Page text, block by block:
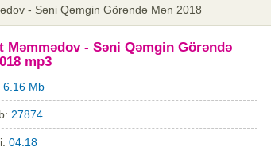
- Səni Qəmgin Görəndə Mən 2018
Məmmədov - Səni Qəmgin Görəndə
mp3
6.16 Mb
27874
04:18